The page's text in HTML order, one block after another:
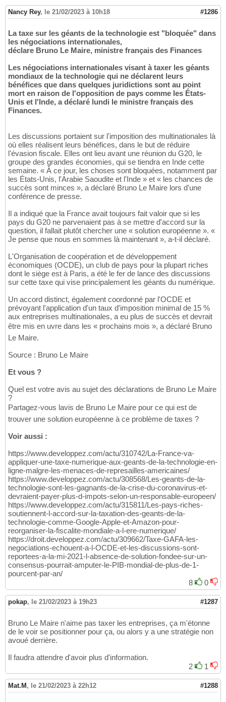
Nancy Rey, le 21/02/2023 à 10h18 #1286
La taxe sur les géants de la technologie est "bloquée" dans
les négociations internationales,
déclare Bruno Le Maire, ministre français des Finances
Les négociations internationales visant à taxer les géants
mondiaux de la technologie qui ne déclarent leurs
bénéfices que dans quelques juridictions sont au point
mort en raison de l'opposition de pays comme les États-
Unis et l'Inde, a déclaré lundi le ministre français des
Finances.
Les discussions portaient sur l'imposition des multinationales là
où elles réalisent leurs bénéfices, dans le but de réduire
l'évasion fiscale. Elles ont lieu avant une réunion du G20, le
groupe des grandes économies, qui se tiendra en Inde cette
semaine. « À ce jour, les choses sont bloquées, notamment par
les États-Unis, l'Arabie Saoudite et l'Inde » et « les chances de
succès sont minces », a déclaré Bruno Le Maire lors d'une
conférence de presse.
Il a indiqué que la France avait toujours fait valoir que si les
pays du G20 ne parvenaient pas à se mettre d'accord sur la
question, il fallait plutôt chercher une « solution européenne ». «
Je pense que nous en sommes là maintenant », a-t-il déclaré.
L'Organisation de coopération et de développement
économiques (OCDE), un club de pays pour la plupart riches
dont le siège est à Paris, a été le fer de lance des discussions
sur cette taxe qui vise principalement les géants du numérique.
Un accord distinct, également coordonné par l'OCDE et
prévoyant l'application d'un taux d'imposition minimal de 15 %
aux entreprises multinationales, a eu plus de succès et devrait
être mis en uvre dans les « prochains mois », a déclaré Bruno
Le Maire.
Source : Bruno Le Maire
Et vous ?
Quel est votre avis au sujet des déclarations de Bruno Le Maire
?
Partagez-vous lavis de Bruno Le Maire pour ce qui est de
trouver une solution européenne à ce problème de taxes ?
Voir aussi :
https://www.developpez.com/actu/310742/La-France-va-
appliquer-une-taxe-numerique-aux-geants-de-la-technologie-en-
ligne-malgre-les-menaces-de-represailles-americaines/
https://www.developpez.com/actu/308568/Les-geants-de-la-
technologie-sont-les-gagnants-de-la-crise-du-coronavirus-et-
devraient-payer-plus-d-impots-selon-un-responsable-europeen/
https://www.developpez.com/actu/315811/Les-pays-riches-
soutiennent-l-accord-sur-la-taxation-des-geants-de-la-
technologie-comme-Google-Apple-et-Amazon-pour-
reorganiser-la-fiscalite-mondiale-a-l-ere-numerique/
https://droit.developpez.com/actu/309662/Taxe-GAFA-les-
negociations-echouent-a-l-OCDE-et-les-discussions-sont-
reportees-a-la-mi-2021-l-absence-de-solution-fondee-sur-un-
consensus-pourrait-amputer-le-PIB-mondial-de-plus-de-1-
pourcent-par-an/
8
0
pokap, le 21/02/2023 à 19h23 #1287
Bruno Le Maire n'aime pas taxer les entreprises, ça m'étonne
de le voir se positionner pour ça, ou alors y a une stratégie non
avoué derrière.
Il faudra attendre d'avoir plus d'information.
2
1
Mat.M , le 21/02/2023 à 22h12 #1288